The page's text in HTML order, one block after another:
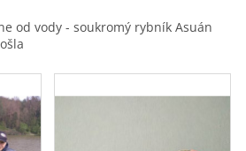
od vody - soukromý rybník Asuán